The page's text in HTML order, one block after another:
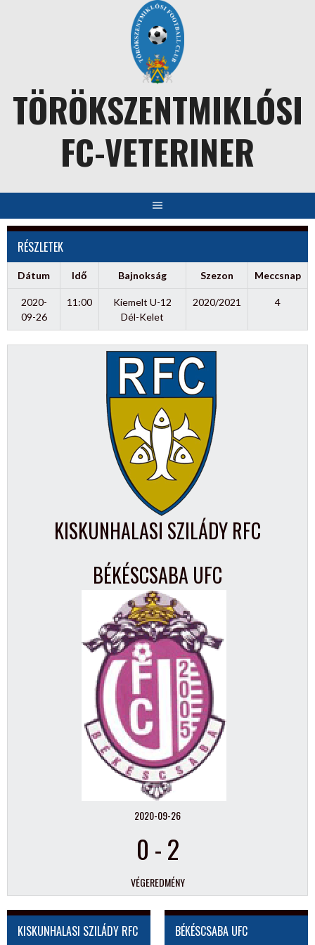
TÖRÖKSZENTMIKLÓSI
FC-VETERINER
RÉSZLETEK
Dátum Idő Bajnokság Szezon Meccsnap
2020-
09-26
11:00
Kiemelt U-12
Dél-Kelet
2020/2021 4
KISKUNHALASI SZILÁDY RFC
BÉKÉSCSABA UFC
2020-09-26
0 -2
VÉGEREDMÉNY
KISKUNHALASI SZILÁDY RFC BÉKÉSCSABA UFC